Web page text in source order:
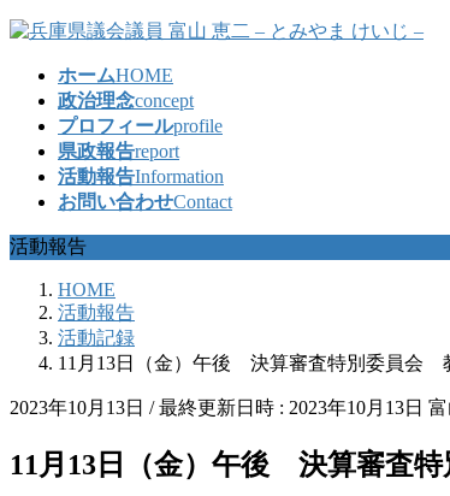
コ
ッ
プ
ナ
移
動
ホームHOME
政治理念concept
プロフィールprofile
県政報告report
活動報告Information
お問い合わせContact
活動報告
HOME
活動報告
活動記録
11月13日（金）午後 決算審査特別委員会
2023年10月13日 / 最終更新日時 : 2023年10月13日
11月13日（金）午後 決算審査